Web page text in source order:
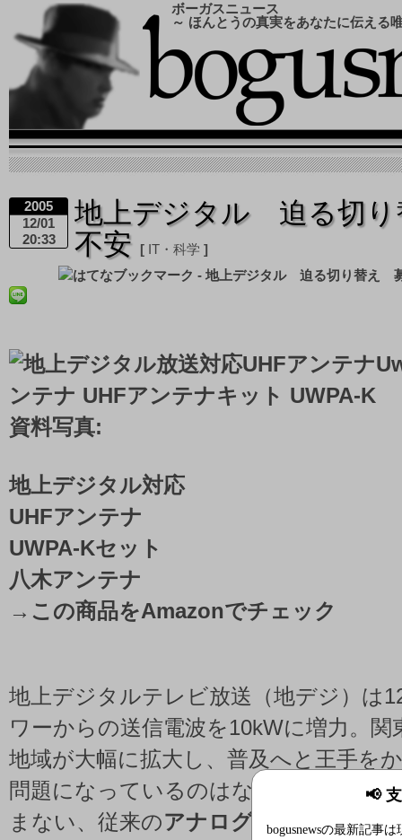
📢
bogusnewsの最新記事は
ボーガスニュース
～ ほんとうの真実をあなたに伝える
2005
12/01
20:33
地上デジタル 迫る切
不安
IT・科学
資料写真:
地上デジタル対応
UHFアンテナ
UWPA-Kセット
八木アンテナ
→ この商品をAmazonでチェック
地上デジタルテレビ放送（地デジ）は
ワーからの送信電波を10kWに増力。関
地域が大幅に拡大し、普及へと王手を
問題になっているのはなかなか地デジ
まない、従来のアナログ電波受信者だ